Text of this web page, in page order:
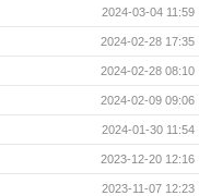
2024-03-04 11:59
2024-02-28 17:35
2024-02-28 08:10
2024-02-09 09:06
2024-01-30 11:54
2023-12-20 12:16
2023-11-07 12:23